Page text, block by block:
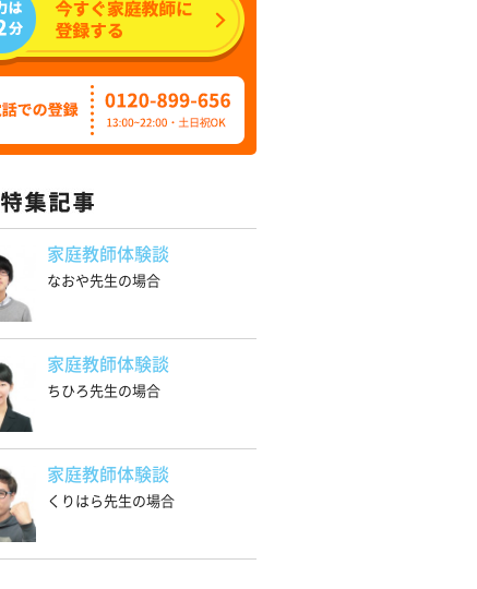
家庭教師体験談
なおや先生の場合
家庭教師体験談
ちひろ先生の場合
家庭教師体験談
くりはら先生の場合